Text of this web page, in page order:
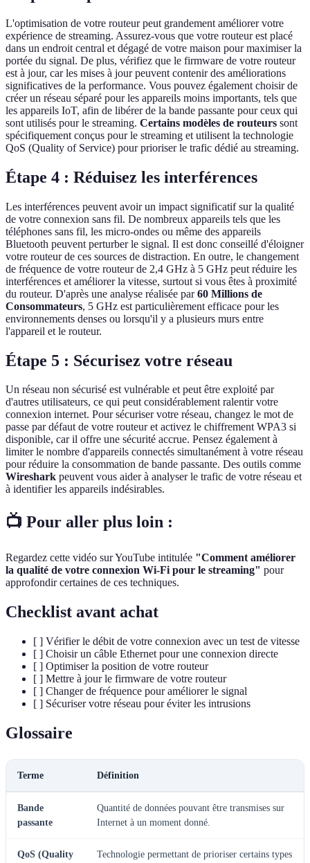
L'optimisation de votre routeur peut grandement améliorer votre
expérience de streaming. Assurez-vous que votre routeur est placé
dans un endroit central et dégagé de votre maison pour maximiser la
portée du signal. De plus, vérifiez que le firmware de votre routeur
est à jour, car les mises à jour peuvent contenir des améliorations
significatives de la performance. Vous pouvez également choisir de
créer un réseau séparé pour les appareils moins importants, tels que
les appareils IoT, afin de libérer de la bande passante pour ceux qui
sont utilisés pour le streaming. Certains modèles de routeurs sont
spécifiquement conçus pour le streaming et utilisent la technologie
QoS (Quality of Service) pour prioriser le trafic dédié au streaming.
Étape 4 : Réduisez les interférences
Les interférences peuvent avoir un impact significatif sur la qualité
de votre connexion sans fil. De nombreux appareils tels que les
téléphones sans fil, les micro-ondes ou même des appareils
Bluetooth peuvent perturber le signal. Il est donc conseillé d'éloigner
votre routeur de ces sources de distraction. En outre, le changement
de fréquence de votre routeur de 2,4 GHz à 5 GHz peut réduire les
interférences et améliorer la vitesse, surtout si vous êtes à proximité
du routeur. D'après une analyse réalisée par60 Millions de
Consommateurs, 5 GHz est particulièrement efficace pour les
environnements denses ou lorsqu'il y a plusieurs murs entre
l'appareil et le routeur.
Étape 5 : Sécurisez votre réseau
Un réseau non sécurisé est vulnérable et peut être exploité par
d'autres utilisateurs, ce qui peut considérablement ralentir votre
connexion internet. Pour sécuriser votre réseau, changez le mot de
passe par défaut de votre routeur et activez le chiffrement WPA3 si
disponible, car il offre une sécurité accrue. Pensez également à
limiter le nombre d'appareils connectés simultanément à votre réseau
pour réduire la consommation de bande passante. Des outils comme
Wireshark peuvent vous aider à analyser le trafic de votre réseau et
à identifier les appareils indésirables.
📺 Pour aller plus loin :
Regardez cette vidéo sur YouTube intitulée "Comment améliorer
la qualité de votre connexion Wi-Fi pour le streaming" pour
approfondir certaines de ces techniques.
Checklist avant achat
[ ] Vérifier le débit de votre connexion avec un test de vitesse
[ ] Choisir un câble Ethernet pour une connexion directe
[ ] Optimiser la position de votre routeur
[ ] Mettre à jour le firmware de votre routeur
[ ] Changer de fréquence pour améliorer le signal
[ ] Sécuriser votre réseau pour éviter les intrusions
Glossaire
Terme Définition
Bande
passante
Quantité de données pouvant être transmises sur
Internet à un moment donné.
QoS (Quality
Technologie permettant de prioriser certains types